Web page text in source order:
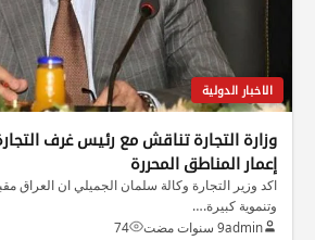
الاخبار الدولية
وزارة التجارة تناقش مع رئيس غرف
إعمار المناطق المحررة
اكد وزير التجارة وكالة سلمان الجميلي ان العراق
وتنموية كبيرة.…
admin9 سنوات مضت 74